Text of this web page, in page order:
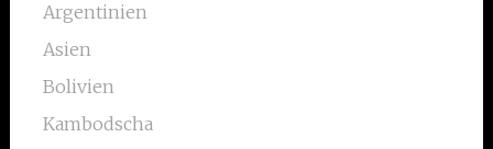
Argentinien
Asien
Bolivien
Kambodscha